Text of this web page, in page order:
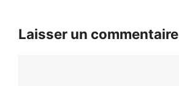
Laisser un commentaire